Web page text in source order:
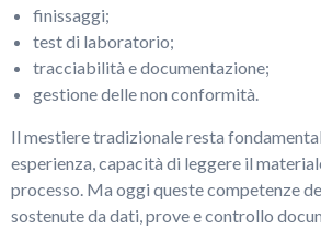
finissaggi;
test di laboratorio;
tracciabilità e documentazione;
gestione delle non conformità.
Il mestiere tradizionale resta
esperienza, capacità di leggere il
processo. Ma oggi queste competenze
sostenute da dati, prove e controllo